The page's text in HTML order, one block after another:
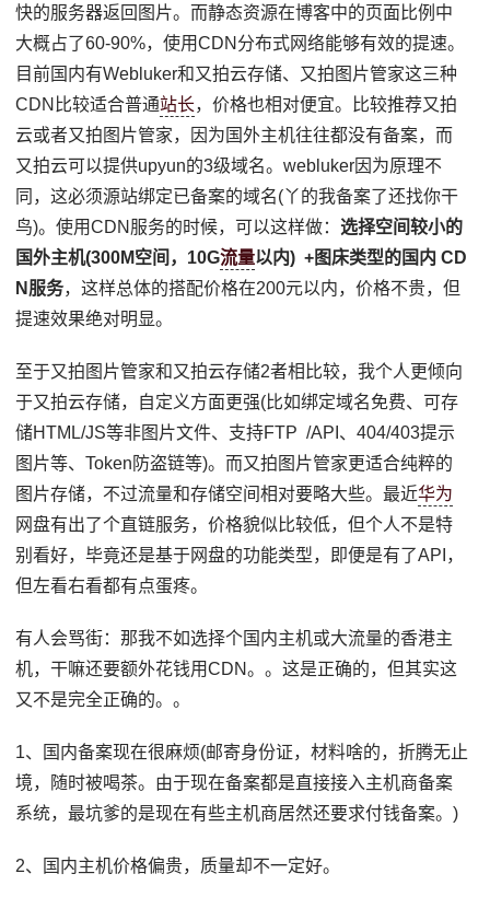
快的服务器返回图片。而静态资源在博客中的页面比例中
大概占了60-90%，使用CDN分布式网络能够有效的提速。
目前国内有Webluker和又拍云存储、又拍图片管家这三种
CDN比较适合普通站长，价格也相对便宜。比较推荐又拍
云或者又拍图片管家，因为国外主机往往都没有备案，而
又拍云可以提供upyun的3级域名。webluker因为原理不
同，这必须源站绑定已备案的域名(丫的我备案了还找你干
鸟)。使用CDN服务的时候，可以这样做： 选择空间较小的
国外主机(300M空间，10G流量以内) +图床类型的国内 CD
N服务，这样总体的搭配价格在200元以内，价格不贵，但
提速效果绝对明显。
至于又拍图片管家和又拍云存储2者相比较，我个人更倾向
于又拍云存储，自定义方面更强(比如绑定域名免费、可存
储HTML/JS等非图片文件、支持FTP /API、404/403提示
图片等、Token防盗链等)。而又拍图片管家更适合纯粹的
图片存储，不过流量和存储空间相对要略大些。最近华为
网盘有出了个直链服务，价格貌似比较低，但个人不是特
别看好，毕竟还是基于网盘的功能类型，即便是有了API，
但左看右看都有点蛋疼。
有人会骂街：那我不如选择个国内主机或大流量的香港主
机，干嘛还要额外花钱用CDN。。这是正确的，但其实这
又不是完全正确的。。
1、国内备案现在很麻烦(邮寄身份证，材料啥的，折腾无止
境，随时被喝茶。由于现在备案都是直接接入主机商备案
系统，最坑爹的是现在有些主机商居然还要求付钱备案。)
2、国内主机价格偏贵，质量却不一定好。